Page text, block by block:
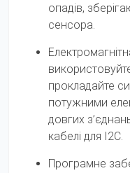
опадів,
сенсора.
прокладайте
потужними
довгих
кабелі для I2C.
Програмне